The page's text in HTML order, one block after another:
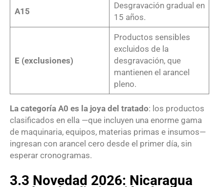
A15
Desgravación gradual en
15 años.
E (exclusiones)
Productos sensibles
excluidos de la
desgravación, que
mantienen el arancel
pleno.
La categoría A0 es la joya del tratado: los productos
clasificados en ella —que incluyen una enorme gama
de maquinaria, equipos, materias primas e insumos—
ingresan con arancel cero desde el primer día, sin
esperar cronogramas.
3.3 Novedad 2026: Nicaragua